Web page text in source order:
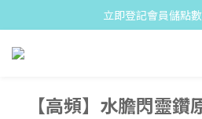
立即登記會員儲點
【高頻】水膽閃靈